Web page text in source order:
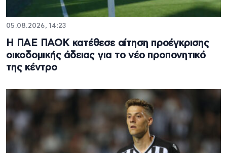
05.08.2026, 14:23
Η ΠΑΕ ΠΑΟΚ κατέθεσε αίτηση προέγκρισης
οικοδομικής άδειας για το νέο προπονητικό
της κέντρο